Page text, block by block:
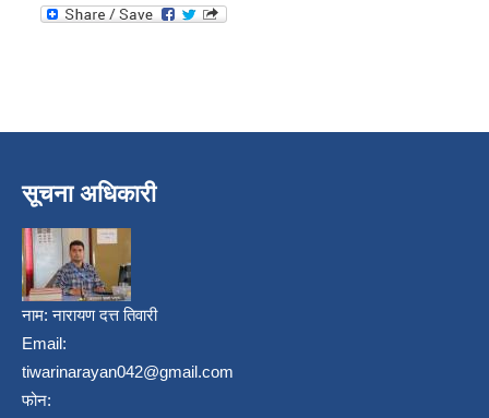
सूचना अधिकारी
नाम:नारायण दत्त तिवारी
Email:
tiwarinarayan042@gmail.com
फोन: